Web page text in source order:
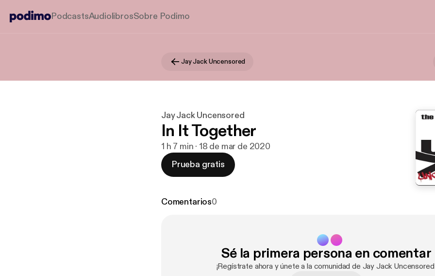
PodcastsAudiolibrosSobre Podimo
Jay Jack Uncensored
Jay Jack Uncensored
In It Together
1 h 7 min · 18 de mar de 2020
Prueba gratis
Comentarios0
Sé la primera persona en comentar
¡Regístrate ahora y únete a la comunidad de Jay Jack